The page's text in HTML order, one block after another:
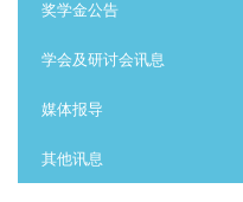
奖学金公告
学会及研讨会讯息
媒体报导
其他讯息